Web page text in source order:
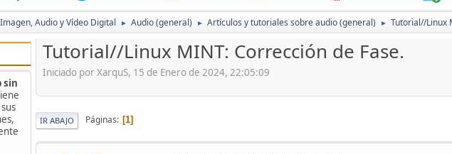
Imagen, Audio y Vídeo Digital ► Audio (general) ► Artículos y tutoriales sobre audio (general) ► Tutorial//Linux
sin
Tutorial//Linux MINT: Corrección de Fase.
Iniciado por XarquS, 15 de Enero de 2024, 22:05:09
IR ABAJO Páginas 1